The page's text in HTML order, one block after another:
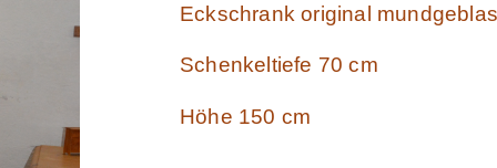
Eckschrank original
Schenkeltiefe 70 cm
Höhe 150 cm